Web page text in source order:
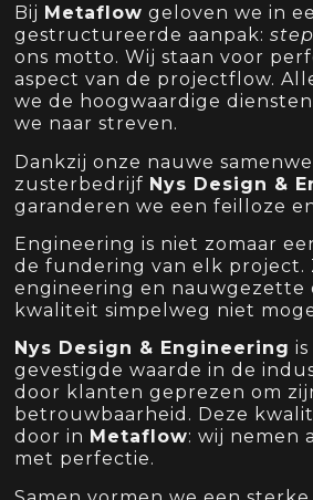
Bij Metaflow geloven we in
gestructureerde aanpak:
ons motto. Wij staan voor
aspect van de projectflow.
we de hoogwaardige
we naar streven.
Dankzij onze nauwe
zusterbedrijf Nys Design &
garanderen we een feilloze
Engineering is niet zomaar
de fundering van elk project.
engineering en nauwgezette
kwaliteit simpelweg niet
Nys Design & Engineering
gevestigde waarde in de
door klanten geprezen om
betrouwbaarheid. Deze
door in Metaflow: wij nemen
met perfectie.